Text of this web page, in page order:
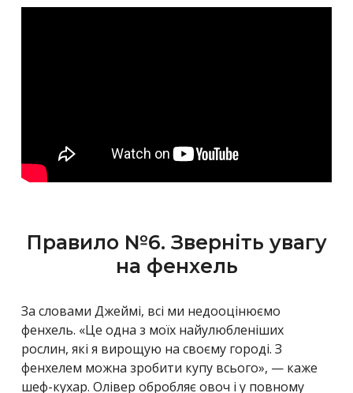
Правило №6. Зверніть увагу
на фенхель
За словами Джеймі, всі ми недооцінюємо
фенхель. «Це одна з моїх найулюбленіших
рослин, які я вирощую на своєму городі. З
фенхелем можна зробити купу всього», — каже
шеф-кухар. Олівер обробляє овоч і у повному